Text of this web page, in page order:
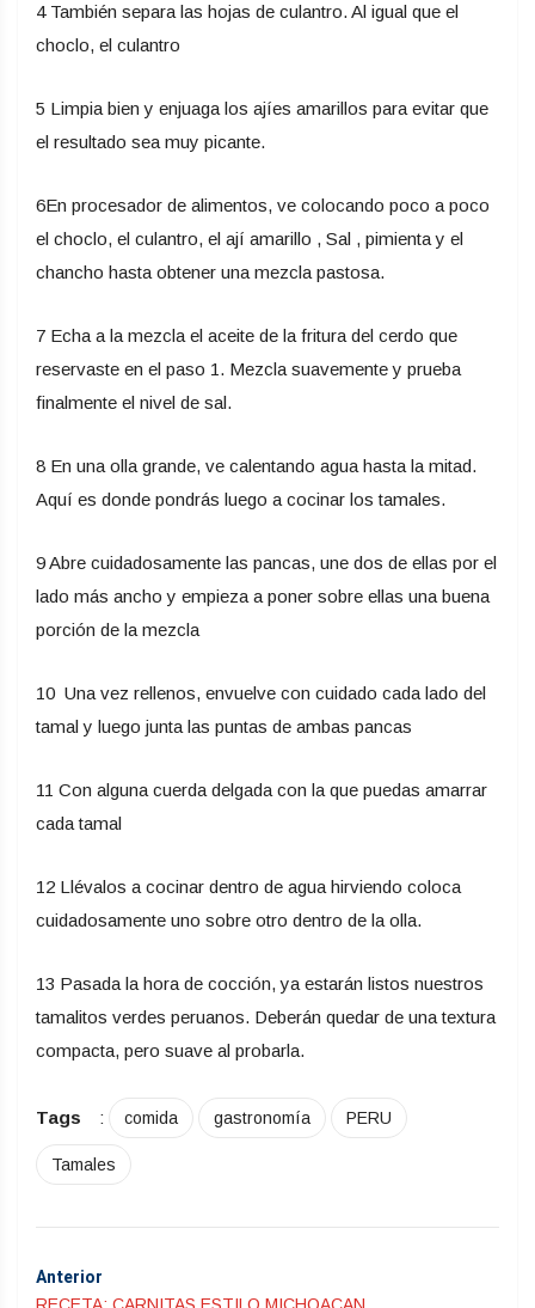
4 También separa las hojas de culantro. Al igual que el
choclo, el culantro
5 Limpia bien y enjuaga los ajíes amarillos para evitar que
el resultado sea muy picante.
6En procesador de alimentos, ve colocando poco a poco
el choclo, el culantro, el ají amarillo , Sal , pimienta y el
chancho hasta obtener una mezcla pastosa.
7 Echa a la mezcla el aceite de la fritura del cerdo que
reservaste en el paso 1. Mezcla suavemente y prueba
finalmente el nivel de sal.
8 En una olla grande, ve calentando agua hasta la mitad.
Aquí es donde pondrás luego a cocinar los tamales.
9 Abre cuidadosamente las pancas, une dos de ellas por el
lado más ancho y empieza a poner sobre ellas una buena
porción de la mezcla
10 Una vez rellenos, envuelve con cuidado cada lado del
tamal y luego junta las puntas de ambas pancas
11 Con alguna cuerda delgada con la que puedas amarrar
cada tamal
12 Llévalos a cocinar dentro de agua hirviendo coloca
cuidadosamente uno sobre otro dentro de la olla.
13 Pasada la hora de cocción, ya estarán listos nuestros
tamalitos verdes peruanos. Deberán quedar de una textura
compacta, pero suave al probarla.
Tags : comida gastronomía PERU
Tamales
Anterior